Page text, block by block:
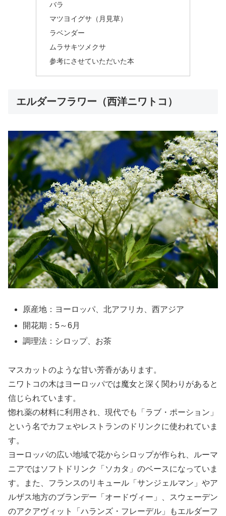
バラ
マツヨイグサ（月見草）
ラベンダー
ムラサキツメクサ
参考にさせていただいた本
エルダーフラワー（西洋ニワトコ）
原産地：ヨーロッパ、北アフリカ、西アジア
開花期：5～6月
調理法：シロップ、お茶
マスカットのような甘い芳香があります。
ニワトコの木はヨーロッパでは魔女と深く関わりがあると
信じられています。
惚れ薬の材料に利用され、現代でも「ラブ・ポーション」
という名でカフェやレストランのドリンクに使われていま
す。
ヨーロッパの広い地域で花からシロップが作られ、ルーマ
ニアではソフトドリンク「ソカタ」のベースになっていま
す。また、フランスのリキュール「サンジェルマン」やア
ルザス地方のブランデー「オードヴィー」、スウェーデン
のアクアヴィット「ハランズ・フレーデル」もエルダーフ